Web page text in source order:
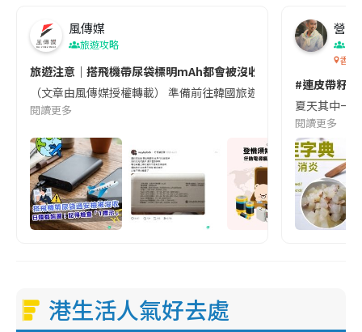
風傳媒
旅遊攻略
旅遊注意｜搭飛機帶尿袋標明mAh都會被沒收😱出發前切記檢查
（文章由風傳媒授權轉載） 準備前往韓國旅遊的民眾，近期要
閱讀更多
營養
香港
#連皮帶籽
夏天其中一
閱讀更多
港生活人氣好去處